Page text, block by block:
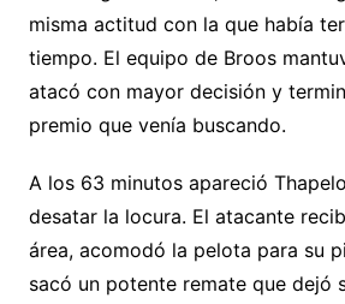
misma actitud con la que había
tiempo. El equipo de Broos
atacó con mayor decisión y
premio que venía buscando.
A los 63 minutos apareció
desatar la locura. El atacante
área, acomodó la pelota para su
sacó un potente remate que dejó